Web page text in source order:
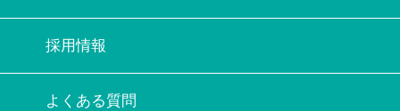
採用情報
よくある質問